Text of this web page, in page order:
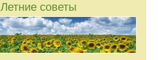
Летние советы